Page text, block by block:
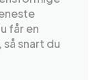
får en
snart du